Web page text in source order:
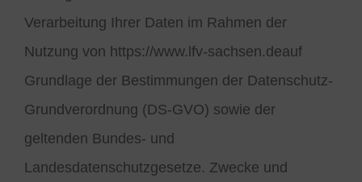
Verarbeitung Ihrer Daten im Rahmen der
Nutzung von https://www.lfv-sachsen.deauf
Grundlage der Bestimmungen der Datenschutz-
Grundverordnung (DS-GVO) sowie der
geltenden Bundes- und
Landesdatenschutzgesetze. Zwecke und